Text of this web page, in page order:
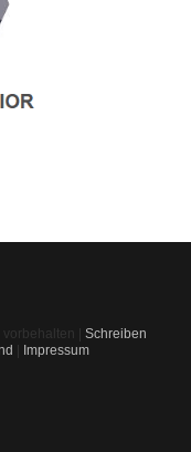
| Schreiben
Impressum